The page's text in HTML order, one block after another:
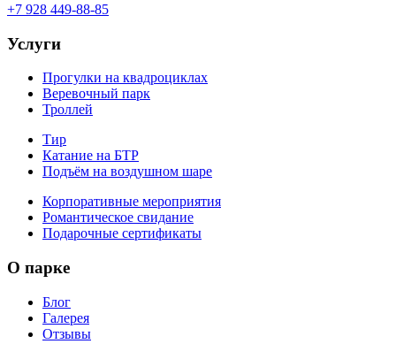
+7 928 449-88-85
Услуги
Прогулки на квадроциклах
Веревочный парк
Троллей
Тир
Катание на БТР
Подъём на воздушном шаре
Корпоративные мероприятия
Романтическое свидание
Подарочные сертификаты
О парке
Блог
Галерея
Отзывы